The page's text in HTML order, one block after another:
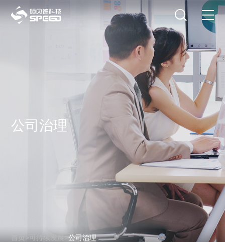
创新与技术
选择语言 在线咨询
公司治理
>可持续发展 >公司治理